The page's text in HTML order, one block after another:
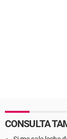
CONSULTA